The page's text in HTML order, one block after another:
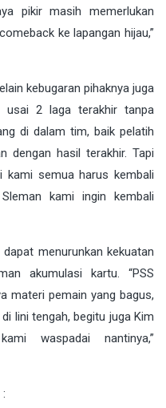
pikir masih memerlukan
ke lapangan hijau,”
kebugaran pihaknya juga
usai 2 laga terakhir tanpa
di dalam tim, baik pelatih
dengan hasil terakhir. Tapi
kami semua harus kembali
kami ingin kembali
menurunkan kekuatan
akumulasi kartu. “PSS
materi pemain yang bagus,
lini tengah, begitu juga Kim
waspadai nantinya,”